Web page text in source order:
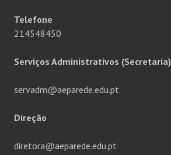
Telefone
214548450
Serviços Administrativos (Secretaria)
servadm@aeparede.edu.pt
Direção
diretora@aeparede.edu.pt